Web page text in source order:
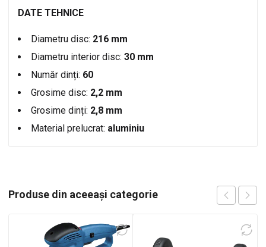
DATE TEHNICE
Diametru disc: 216 mm
Diametru interior disc: 30 mm
Număr dinți: 60
Grosime disc: 2,2 mm
Grosime dinți: 2,8 mm
Material prelucrat: aluminiu
Produse din aceeași categorie